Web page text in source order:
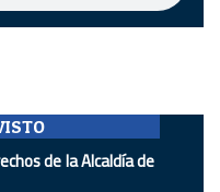
de la Alcaldía de